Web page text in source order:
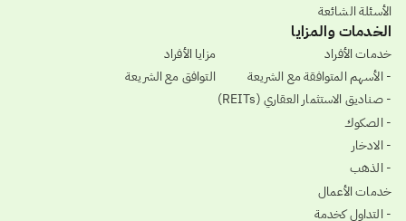
الأسئلة الشائعة
الخدمات والمزايا
خدمات الأفراد
- الأسهم المتوافقة مع الشريعة
- صناديق الاستثمار العقاري (REITs)
- الصكوك
- الادخار
- الذهب
خدمات الأعمال
- التداول كخدمة
مزايا الأفراد
التوافق مع الشريعة